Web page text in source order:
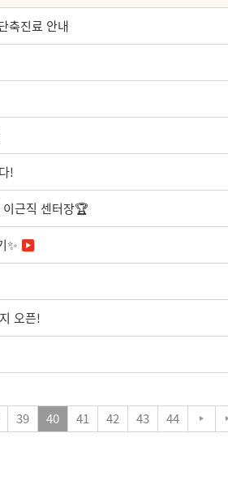
축진료 안내
!
근직 센터장🏆
✨
오픈!
39 40 41 42 43 44